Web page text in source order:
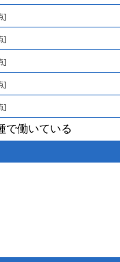
]
]
]
]
]
で働いている